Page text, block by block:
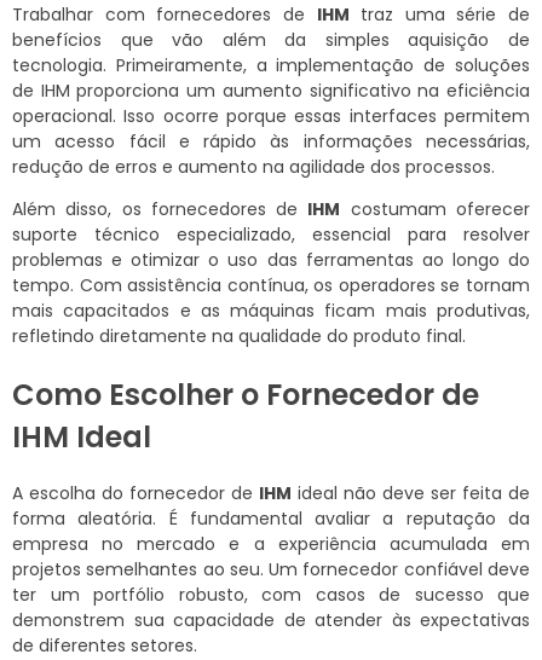
Trabalhar com fornecedores de IHM traz uma série de
benefícios que vão além da simples aquisição de
tecnologia. Primeiramente, a implementação de soluções
de IHM proporciona um aumento significativo na eficiência
operacional. Isso ocorre porque essas interfaces permitem
um acesso fácil e rápido às informações necessárias,
redução de erros e aumento na agilidade dos processos.
Além disso, os fornecedores de IHM costumam oferecer
suporte técnico especializado, essencial para resolver
problemas e otimizar o uso das ferramentas ao longo do
tempo. Com assistência contínua, os operadores se tornam
mais capacitados e as máquinas ficam mais produtivas,
refletindo diretamente na qualidade do produto final.
Como Escolher o Fornecedor de
IHM Ideal
A escolha do fornecedor de IHM ideal não deve ser feita de
forma aleatória. É fundamental avaliar a reputação da
empresa no mercado e a experiência acumulada em
projetos semelhantes ao seu. Um fornecedor confiável deve
ter um portfólio robusto, com casos de sucesso que
demonstrem sua capacidade de atender às expectativas
de diferentes setores.